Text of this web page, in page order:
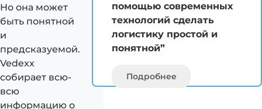
Но она может
быть понятной
и
предсказуемой.
Vedexx
собирает всю-
всю
информацию о
помощью современных
технологий сделать
логистику простой и
понятной”
Подробнее